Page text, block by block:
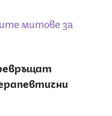
митове за